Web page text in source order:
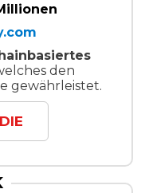
den
gewährleistet.